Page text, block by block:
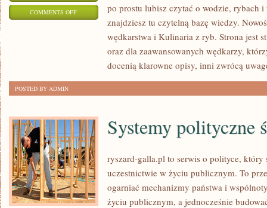
COMMENTS OFFON
KULINARIA
po prostu lubisz czytać o wodzie, rybach
znajdziesz tu czytelną bazę wiedzy.
wędkarstwa i Kulinaria z ryb. Strona jest
oraz dla zaawansowanych wędkarzy,
docenią klarowne opisy, inni zwrócą
POSTED BY ADMIN
Systemy polityczne
ryszard-galla.pl to serwis o polityce, który
uczestnictwie w życiu publicznym. To
ogarniać mechanizmy państwa i
życiu publicznym, a jednocześnie